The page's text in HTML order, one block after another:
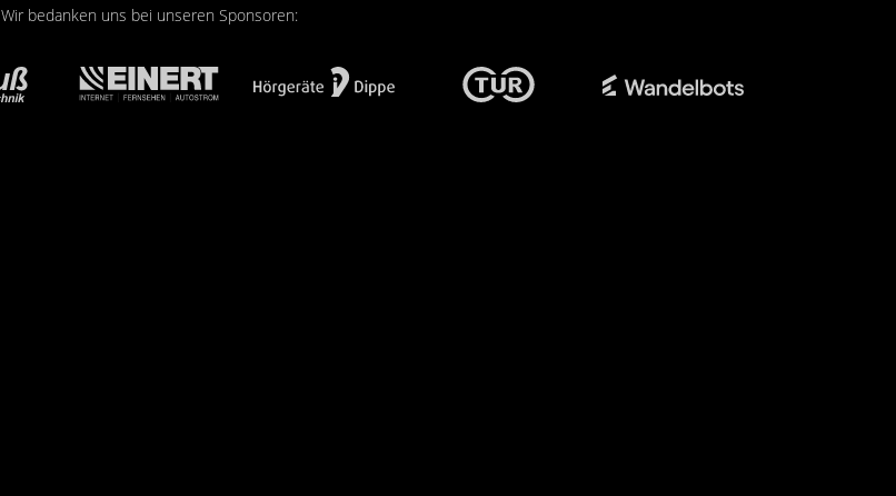
Wir bedanken uns bei unseren Sponsoren: